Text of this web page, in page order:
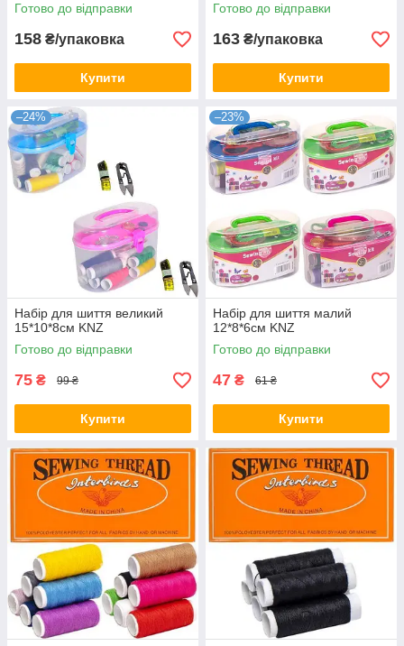
Готово до відправки
158 ₴/упаковка
Купити
Готово до відправки
163 ₴/упаковка
Купити
–24%
Набір для шиття великий
15*10*8см KNZ
Готово до відправки
75 ₴ 99 ₴
Купити
–23%
Набір для шиття малий
12*8*6см KNZ
Готово до відправки
47 ₴ 61 ₴
Купити